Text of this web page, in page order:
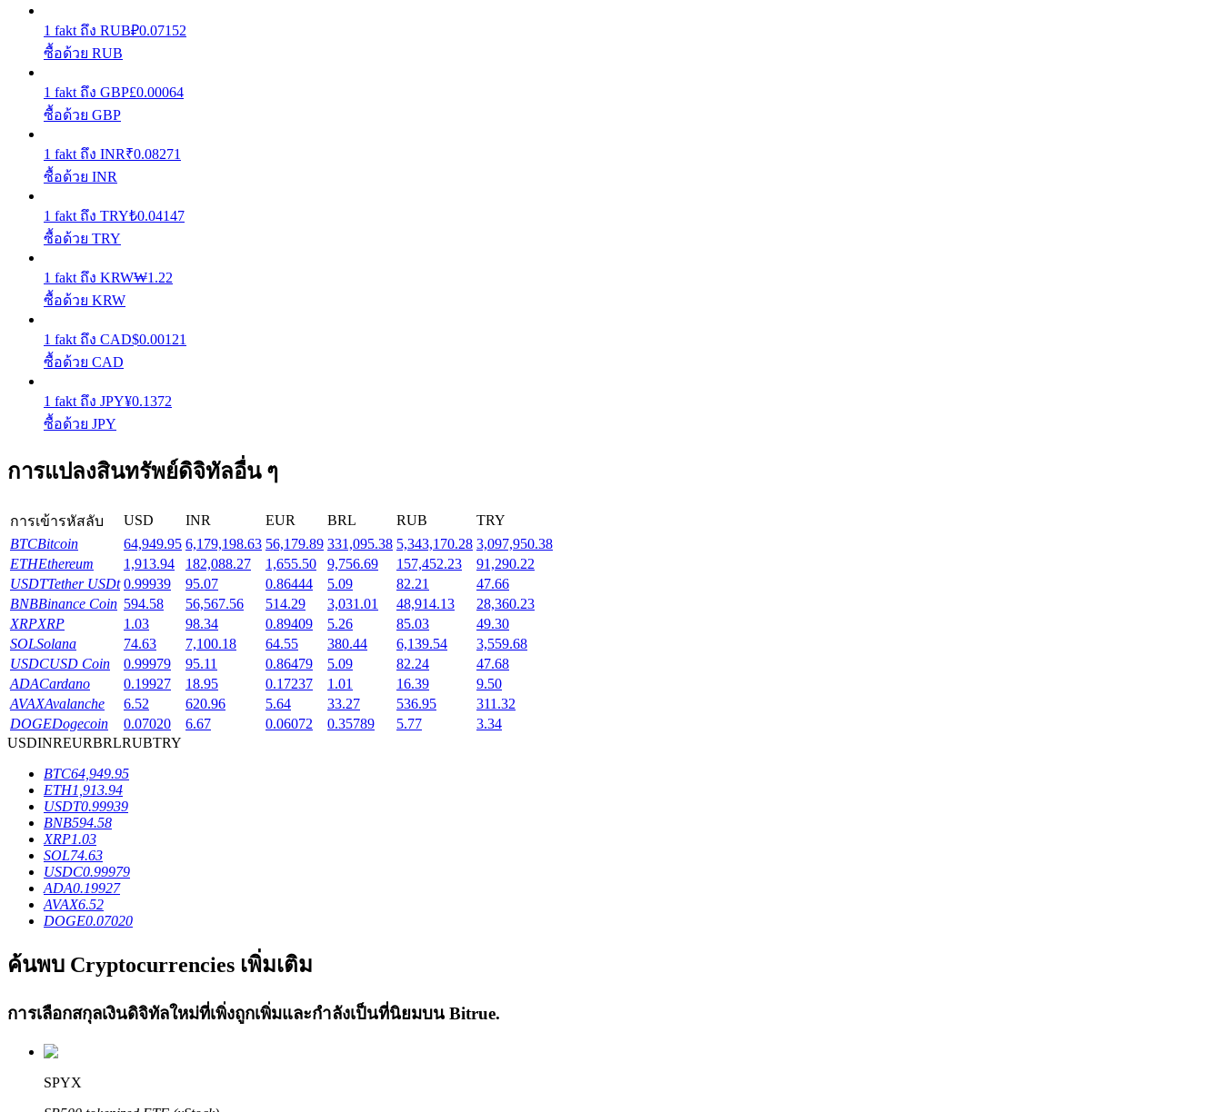
พาวเวอร์พิกกี้
รับรางวัลการแข่งขันทุกวัน
ผลตอบแทนสูงและเข้าถึงได้ทันที
Launchpool
การล็อค BTR
1 fakt ถึง RUB₽0.07152
ซื้อด้วย RUB
1 fakt ถึง GBP£0.00064
ซื้อด้วย GBP
1 fakt ถึง INR₹0.08271
ซื้อด้วย INR
1 fakt ถึง TRY₺0.04147
ซื้อด้วย TRY
1 fakt ถึง KRW₩1.22
ซื้อด้วย KRW
1 fakt ถึง CAD$0.00121
ซื้อด้วย CAD
1 fakt ถึง JPY¥0.1372
ซื้อด้วย JPY
การแปลงสินทรัพย์ดิจิทัลอื่น ๆ
การเข้ารหัสลับ USD INR EUR BRL RUB
TRY
BTCBitcoin 64,949.95 6,179,198.63 56,179.89 331,095.38 5,343,170.28 3,097,950.38
ETHEthereum 1,913.94 182,088.27 1,655.50 9,756.69 157,452.23
91,290.22
USDTTether USDt 0.99939 95.07 0.86444 5.09 82.21
47.66
BNBBinance Coin 594.58 56,567.56 514.29 3,031.01 48,914.13
28,360.23
XRPXRP 1.03 98.34 0.89409 5.26 85.03
49.30
SOLSolana 74.63 7,100.18 64.55 380.44 6,139.54
3,559.68
USDCUSD Coin 0.99979 95.11 0.86479 5.09 82.24
47.68
ADACardano 0.19927 18.95 0.17237 1.01 16.39
9.50
AVAXAvalanche 6.52 620.96 5.64 33.27 536.95
311.32
DOGEDogecoin 0.07020 6.67 0.06072 0.35789 5.77
3.34
USDINREURBRLRUBTRY
BTC64,949.95
ETH1,913.94
USDT0.99939
BNB594.58
XRP1.03
SOL74.63
USDC0.99979
ADA0.19927
AVAX6.52
DOGE0.07020
ค้นพบ Cryptocurrencies เพิ่มเติม
การเลือกสกุลเงินดิจิทัลใหม่ที่เพิ่งถูกเพิ่มและกำลังเป็นที่นิยมบน Bitrue.
SPYX